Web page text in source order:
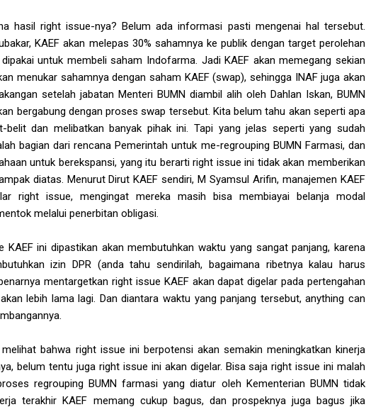
hasil right issue-nya? Belum ada informasi pasti mengenai hal tersebut.
KAEF akan melepas 30% sahamnya ke publik dengan target perolehan
untuk membeli saham Indofarma. Jadi KAEF akan memegang sekian
menukar sahamnya dengan saham KAEF (swap), sehingga INAF juga akan
setelah jabatan Menteri BUMN diambil alih oleh Dahlan Iskan, BUMN
bergabung dengan proses swap tersebut. Kita belum tahu akan seperti apa
dan melibatkan banyak pihak ini. Tapi yang jelas seperti yang sudah
bagian dari rencana Pemerintah untuk me-regrouping BUMN Farmasi, dan
untuk berekspansi, yang itu berarti right issue ini tidak akan memberikan
diatas. Menurut Dirut KAEF sendiri, M Syamsul Arifin, manajemen KAEF
right issue, mengingat mereka masih bisa membiayai belanja modal
melalui penerbitan obligasi.
ini dipastikan akan membutuhkan waktu yang sangat panjang, karena
izin DPR (anda tahu sendirilah, bagaimana ribetnya kalau harus
mentargetkan right issue KAEF akan dapat digelar pada pertengahan
lebih lama lagi. Dan diantara waktu yang panjang tersebut, anything can
bahwa right issue ini berpotensi akan semakin meningkatkan kinerja
belum tentu juga right issue ini akan digelar. Bisa saja right issue ini malah
regrouping BUMN farmasi yang diatur oleh Kementerian BUMN tidak
terakhir KAEF memang cukup bagus, dan prospeknya juga bagus jika